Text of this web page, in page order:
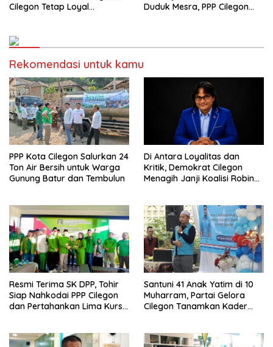
Cilegon Tetap Loyal
Duduk Mesra, PPP Cilegon
Rekomendasi untuk kamu
PPP Kota Cilegon Salurkan 24
Ton Air Bersih untuk Warga
Gunung Batur dan Tembulun
Di Antara Loyalitas dan
Kritik, Demokrat Cilegon
Menagih Janji Koalisi Robin–
Resmi Terima SK DPP, Tohir
Siap Nahkodai PPP Cilegon
dan Pertahankan Lima Kursi
Santuni 41 Anak Yatim di 10
Muharram, Partai Gelora
Cilegon Tanamkan Kader